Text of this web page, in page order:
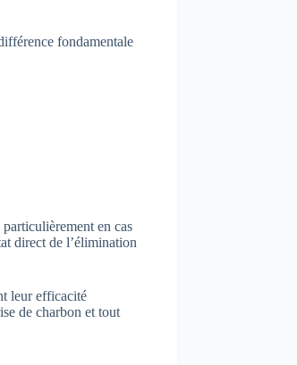
fondamentale
en cas
direct de l’élimination
leur efficacité
de charbon et tout